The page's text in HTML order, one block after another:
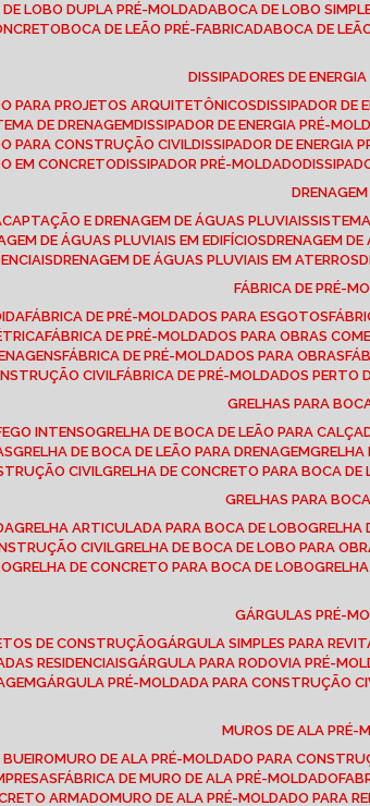
DE LOBO DUPLA PRÉ-MOLDADA BOCA DE LOBO
BOCA DE LEÃO PRÉ-FABRICADA BOCA DE
DISSIPADORES DE
PARA PROJETOS ARQUITETÔNICOS DISSIPADOR
DE DRENAGEM DISSIPADOR DE ENERGIA PRÉ-
PARA CONSTRUÇÃO CIVIL DISSIPADOR DE
EM CONCRETO DISSIPADOR PRÉ-MOLDADO
DRENAGEM
CAPTAÇÃO E DRENAGEM DE ÁGUAS PLUVIAIS
DE ÁGUAS PLUVIAIS EM EDIFÍCIOS DRENAGEM
DRENAGEM DE ÁGUAS PLUVIAIS EM ATERROS
FÁBRICA DE PRÉ-
FÁBRICA DE PRÉ-MOLDADOS PARA ESGOTOS
FÁBRICA DE PRÉ-MOLDADOS PARA OBRAS
FÁBRICA DE PRÉ-MOLDADOS PARA OBRAS
CIVIL FÁBRICA DE PRÉ-MOLDADOS PERTO
GRELHAS PARA
INTENSO
GRELHA DE BOCA DE LEÃO PARA
GRELHA DE BOCA DE LEÃO PARA DRENAGEM
CIVIL
GRELHA DE CONCRETO PARA BOCA DE
GRELHAS PARA
GRELHA ARTICULADA PARA BOCA DE LOBO
CIVIL
GRELHA DE BOCA DE LOBO PARA
GRELHA DE CONCRETO PARA BOCA DE LOBO
GÁRGULAS PRÉ-
DE CONSTRUÇÃO
GÁRGULA SIMPLES PARA
RESIDENCIAIS
GÁRGULA PARA RODOVIA PRÉ-
GÁRGULA PRÉ-MOLDADA PARA CONSTRUÇÃO
MUROS DE ALA PRÉ-
BUEIRO MURO DE ALA PRÉ-MOLDADO PARA
FÁBRICA DE MURO DE ALA PRÉ-MOLDADO
ARMADO
MURO DE ALA PRÉ-MOLDADO PARA